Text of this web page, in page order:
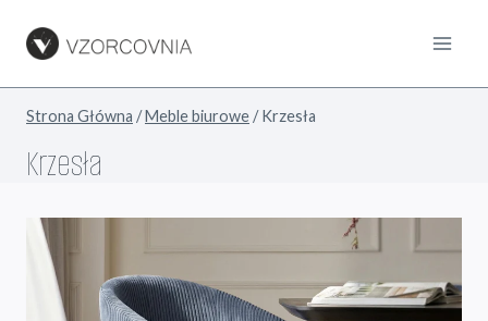
Strona Główna /Meble biurowe/ Krzesła
Krzesła